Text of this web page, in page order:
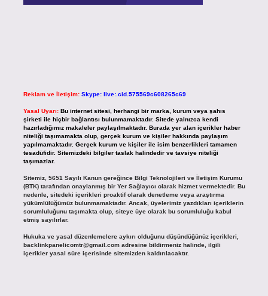
Reklam ve İletişim: Skype: live:.cid.575569c608265c69
Yasal Uyarı: Bu internet sitesi, herhangi bir marka, kurum veya şahıs
şirketi ile hiçbir bağlantısı bulunmamaktadır. Sitede yalnızca kendi
hazırladığımız makaleler paylaşılmaktadır. Burada yer alan içerikler haber
niteliği taşımamakta olup, gerçek kurum ve kişiler hakkında paylaşım
yapılmamaktadır. Gerçek kurum ve kişiler ile isim benzerlikleri tamamen
tesadüfidir. Sitemizdeki bilgiler taslak halindedir ve tavsiye niteliği
taşımazlar.
Sitemiz, 5651 Sayılı Kanun gereğince Bilgi Teknolojileri ve İletişim Kurumu
(BTK) tarafından onaylanmış bir Yer Sağlayıcı olarak hizmet vermektedir. Bu
nedenle, sitedeki içerikleri proaktif olarak denetleme veya araştırma
yükümlülüğümüz bulunmamaktadır. Ancak, üyelerimiz yazdıkları içeriklerin
sorumluluğunu taşımakta olup, siteye üye olarak bu sorumluluğu kabul
etmiş sayılırlar.
Hukuka ve yasal düzenlemelere aykırı olduğunu düşündüğünüz içerikleri,
backlinkpanelicomtr@gmail.comadresine bildirmeniz halinde, ilgili
içerikler yasal süre içerisinde sitemizden kaldırılacaktır.